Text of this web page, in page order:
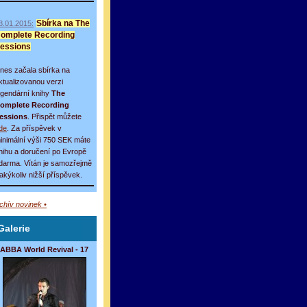
Sbírka na The
Recording
začala sbírka na
verzi
knihy The
Recording
. Přispět můžete
. Za příspěvek v
výši 750 SEK máte
a doručení po Evropě
Vítán je samozřejmě
nižší příspěvek.
novinek •
ABBA World Revival - 17